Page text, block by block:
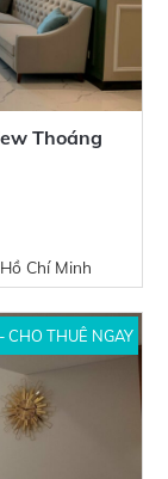
Thoáng
Chí Minh
CHO THUÊ NGAY